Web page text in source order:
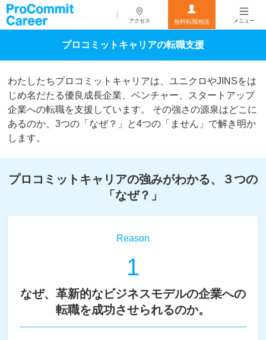
アクセス 無料転職相談 メニュー
プロコミットキャリアの転職支援
わたしたちプロコミットキャリアは、ユニクロやJINSをは
じめ名だたる優良成長企業、ベンチャー、スタートアップ
企業への転職を支援しています。 その強さの源泉はどこに
あるのか、3つの「なぜ？」と4つの「ません」で解き明か
します。
プロコミットキャリアの強みがわかる、３つの
「なぜ？」
Reason
1
なぜ、革新的なビジネスモデルの企業への
転職を成功させられるのか。